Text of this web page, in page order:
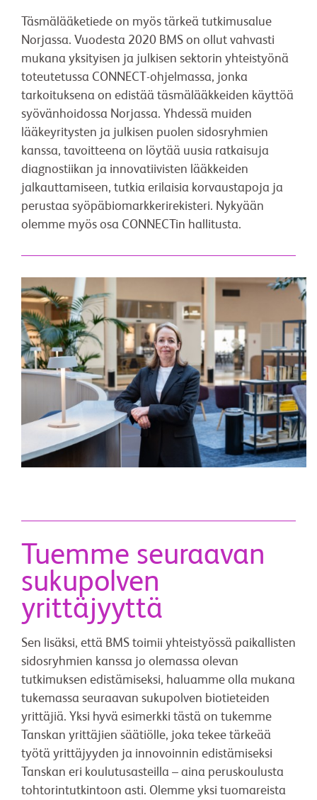
Täsmälääketiede on myös tärkeä tutkimusalue
Norjassa. Vuodesta 2020 BMS on ollut vahvasti
mukana yksityisen ja julkisen sektorin yhteistyönä
toteutetussa CONNECT-ohjelmassa, jonka
tarkoituksena on edistää täsmälääkkeiden käyttöä
syövänhoidossa Norjassa. Yhdessä muiden
lääkeyritysten ja julkisen puolen sidosryhmien
kanssa, tavoitteena on löytää uusia ratkaisuja
diagnostiikan ja innovatiivisten lääkkeiden
jalkauttamiseen, tutkia erilaisia korvaustapoja ja
perustaa syöpäbiomarkkerirekisteri. Nykyään
olemme myös osa CONNECTin hallitusta.
Tuemme seuraavan
sukupolven
yrittäjyyttä
Sen lisäksi, että BMS toimii yhteistyössä paikallisten
sidosryhmien kanssa jo olemassa olevan
tutkimuksen edistämiseksi, haluamme olla mukana
tukemassa seuraavan sukupolven biotieteiden
yrittäjiä. Yksi hyvä esimerkki tästä on tukemme
Tanskan yrittäjien säätiölle, joka tekee tärkeää
työtä yrittäjyyden ja innovoinnin edistämiseksi
Tanskan eri koulutusasteilla – aina peruskoulusta
tohtorintutkintoon asti. Olemme yksi tuomareista